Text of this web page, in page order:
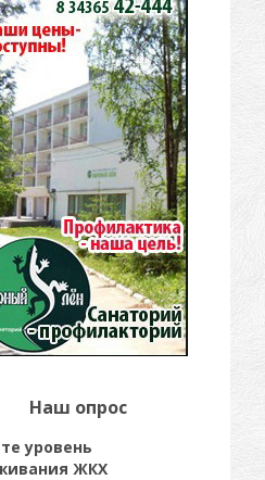
Наш опрос
уровень
ЖКХ